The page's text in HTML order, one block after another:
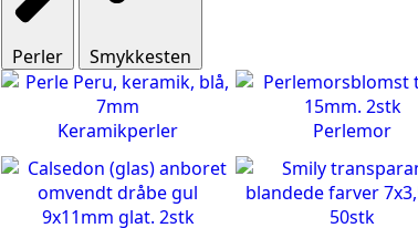
Perler Smykkesten
Keramikperler Perlemor